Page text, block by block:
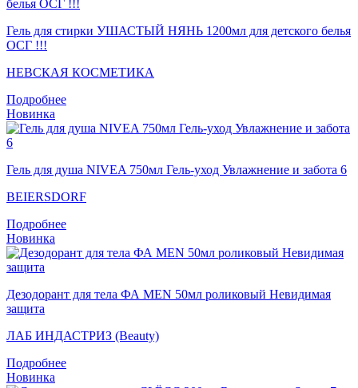
Гель для стирки УШАСТЫЙ НЯНЬ 1200мл для детского белья
ОСГ !!!
НЕВСКАЯ КОСМЕТИКА
Подробнее
Новинка
Гель для душа NIVEA 750мл Гель-уход Увлажнение и забота 6
BEIERSDORF
Подробнее
Новинка
Дезодорант для тела ФА MEN 50мл роликовый Невидимая
защита
ЛАБ ИНДАСТРИЗ (Beauty)
Подробнее
Новинка